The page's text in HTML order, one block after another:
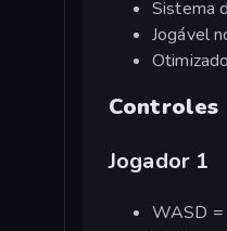
Sistema
Jogável
Controles
Jogador 1
WASD =